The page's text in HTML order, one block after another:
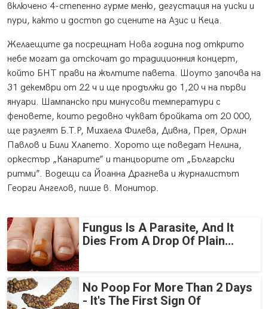
включено 4-степенно гурме меню, дегустация на уиски и
пури, както и достъп до сцените на Азис и Кеца.
Желаещите да посрещнат Нова година под открито
небе могат да отскочат до традиционния концерт,
който БНТ прави на жълтите павета. Шоуто започва на
31 декември от 22 ч и ще продължи до 1,20 ч на първи
януари. Шампанско при минусови температури с
феновете, които редовно чукват бройката от 20 000,
ще разлеят Б.Т.Р, Михаела Филева, Дивна, Прея, Орлин
Павлов и Били Хлапето. Хорото ще поведат Нелина,
оркестър „Канарите” и танцьорите от „Български
ритми”. Водещи са Йоанна Драгнева и журналистът
Георги Ангелов, пише в. Монитор.
Fungus Is A Parasite, And It
Dies From A Drop Of Plain...
No Poop For More Than 2 Days
- It's The First Sign Of